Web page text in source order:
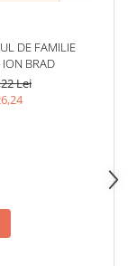
DE FAMILIE
BRAD
Lei